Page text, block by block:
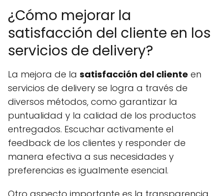
¿Cómo mejorar la
satisfacción del cliente en los
servicios de delivery?
La mejora de la satisfacción del cliente en
servicios de delivery se logra a través de
diversos métodos, como garantizar la
puntualidad y la calidad de los productos
entregados. Escuchar activamente el
feedback de los clientes y responder de
manera efectiva a sus necesidades y
preferencias es igualmente esencial.